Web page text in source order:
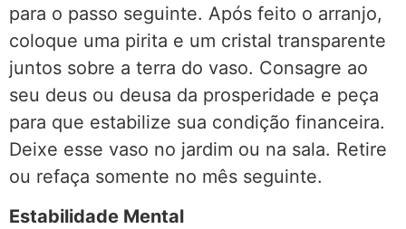
para o passo seguinte. Após feito o arranjo,
coloque uma pirita e um cristal transparente
juntos sobre a terra do vaso. Consagre ao
seu deus ou deusa da prosperidade e peça
para que estabilize sua condição financeira.
Deixe esse vaso no jardim ou na sala. Retire
ou refaça somente no mês seguinte.
Estabilidade Mental